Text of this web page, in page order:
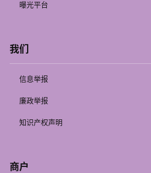
曝光平台
我们
信息举报
廉政举报
知识产权声明
商户